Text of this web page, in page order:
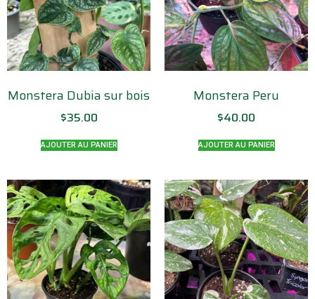
Monstera Dubia sur bois
$35.00
AJOUTER AU PANIER
Monstera Peru
$40.00
AJOUTER AU PANIER